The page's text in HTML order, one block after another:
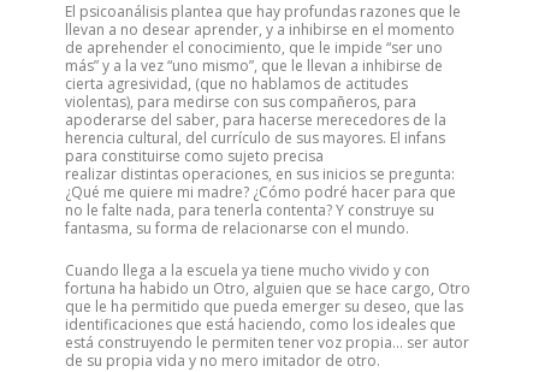
El psicoanálisis plantea que hay profundas razones que le
llevan a no desear aprender, y a inhibirse en el momento
de aprehender el conocimiento, que le impide “ser uno
más” y a la vez “uno mismo”, que le llevan a inhibirse de
cierta agresividad, (que no hablamos de actitudes
violentas), para medirse con sus compañeros, para
apoderarse del saber, para hacerse merecedores de la
herencia cultural, del currículo de sus mayores. El infans
para constituirse como sujeto precisa
realizar distintas operaciones, en sus inicios se pregunta:
¿Qué me quiere mi madre? ¿Cómo podré hacer para que
no le falte nada, para tenerla contenta? Y construye su
fantasma, su forma de relacionarse con el mundo.
Cuando llega a la escuela ya tiene mucho vivido y con
fortuna ha habido un Otro, alguien que se hace cargo, Otro
que le ha permitido que pueda emerger su deseo, que las
identificaciones que está haciendo, como los ideales que
está construyendo le permiten tener voz propia… ser autor
de su propia vida y no mero imitador de otro.